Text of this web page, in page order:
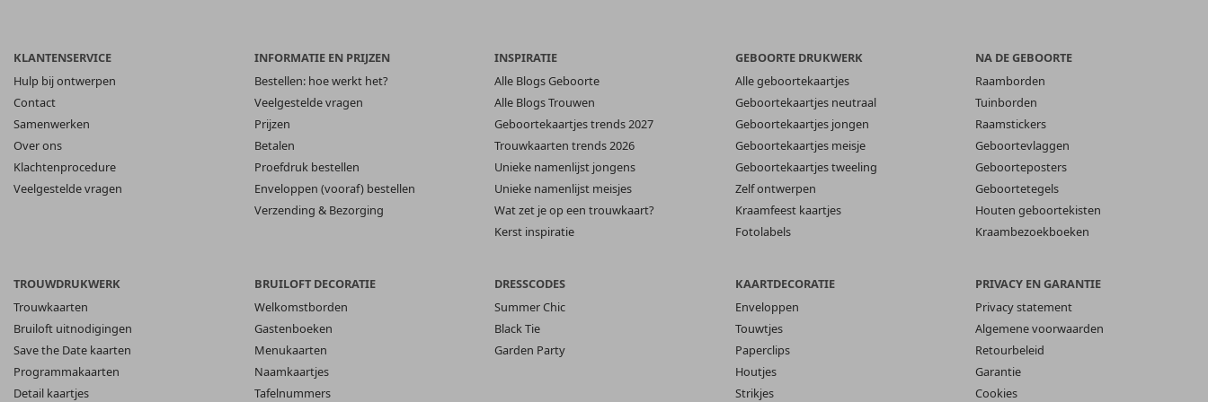
KLANTENSERVICE
Hulp bij ontwerpen
Contact
Samenwerken
Over ons
Klachtenprocedure
Veelgestelde vragen
INFORMATIE EN PRIJZEN
Bestellen: hoe werkt het?
Veelgestelde vragen
Prijzen
Betalen
Proefdruk bestellen
Enveloppen (vooraf) bestellen
Verzending & Bezorging
INSPIRATIE
Alle Blogs Geboorte
Alle Blogs Trouwen
Geboortekaartjes trends 2027
Trouwkaarten trends 2026
Unieke namenlijst jongens
Unieke namenlijst meisjes
Wat zet je op een trouwkaart?
Kerst inspiratie
GEBOORTE DRUKWERK
Alle geboortekaartjes
Geboortekaartjes neutraal
Geboortekaartjes jongen
Geboortekaartjes meisje
Geboortekaartjes tweeling
Zelf ontwerpen
Kraamfeest kaartjes
Fotolabels
NA DE GEBOORTE
Raamborden
Tuinborden
Raamstickers
Geboortevlaggen
Geboorteposters
Geboortetegels
Houten geboortekisten
Kraambezoekboeken
TROUWDRUKWERK
Trouwkaarten
Bruiloft uitnodigingen
Save the Date kaarten
Programmakaarten
Detail kaartjes
BRUILOFT DECORATIE
Welkomstborden
Gastenboeken
Menukaarten
Naamkaartjes
Tafelnummers
DRESSCODES
Summer Chic
Black Tie
Garden Party
KAARTDECORATIE
Enveloppen
Touwtjes
Paperclips
Houtjes
Strikjes
PRIVACY EN GARANTIE
Privacy statement
Algemene voorwaarden
Retourbeleid
Garantie
Cookies